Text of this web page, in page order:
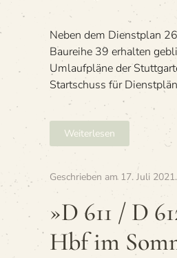
Neben dem Dienstplan
Baureihe 39 erhalten
Umlaufpläne der
Startschuss für
Weiterlesen
Geschrieben am 17. Juli 2021
»D 611 / D
Hbf im